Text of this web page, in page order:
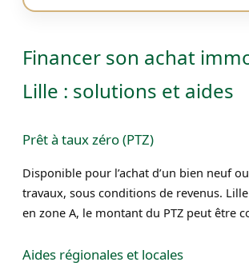
Financer son achat
Lille : solutions et aides
Prêt à taux zéro (PTZ)
Disponible pour l’achat d’un bien neuf
travaux, sous conditions de revenus.
en zone A, le montant du PTZ peut être
Aides régionales et locales